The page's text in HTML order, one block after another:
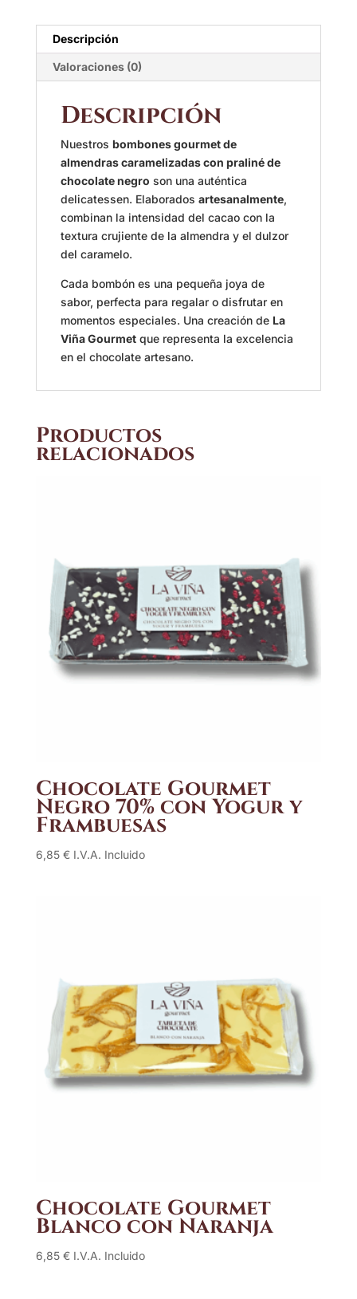
Descripción
Valoraciones (0)
Descripción
Nuestros bombones gourmet de
almendras caramelizadas con praliné de
chocolate negro son una auténtica
delicatessen. Elaborados artesanalmente,
combinan la intensidad del cacao con la
textura crujiente de la almendra y el dulzor
del caramelo.
Cada bombón es una pequeña joya de
sabor, perfecta para regalar o disfrutar en
momentos especiales. Una creación de La
Viña Gourmetque representa la excelencia
en el chocolate artesano.
Productos
relacionados
Chocolate Gourmet
Negro 70% con Yogur y
Frambuesas
6,85 € I.V.A. Incluido
Chocolate Gourmet
Blanco con Naranja
6,85 € I.V.A. Incluido